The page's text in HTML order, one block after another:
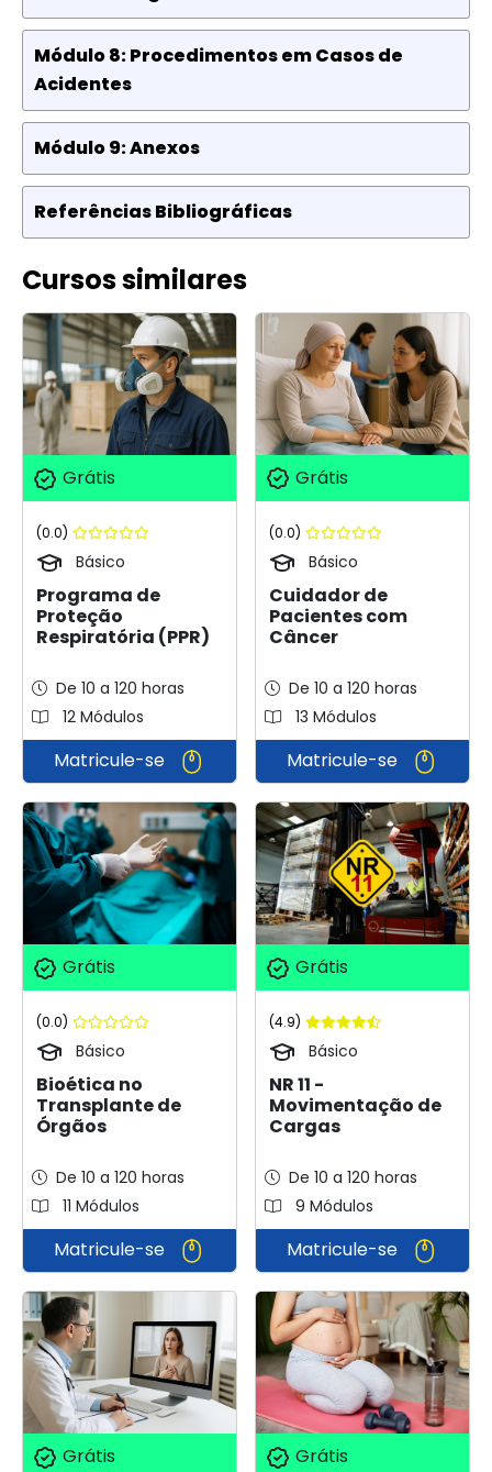
Módulo 8: Procedimentos em Casos de
Acidentes
Módulo 9: Anexos
Referências Bibliográficas
Cursos similares
Grátis
(0.0)
Básico
Programa de
Proteção
Respiratória (PPR)
De 10 a 120 horas
12 Módulos
Matricule-se
Grátis
(0.0)
Básico
Cuidador de
Pacientes com
Câncer
De 10 a 120 horas
13 Módulos
Matricule-se
Grátis
(0.0)
Básico
Bioética no
Transplante de
Órgãos
De 10 a 120 horas
11 Módulos
Matricule-se
Grátis
(4.9)
Básico
NR 11 -
Movimentação de
Cargas
De 10 a 120 horas
9 Módulos
Matricule-se
Grátis Grátis